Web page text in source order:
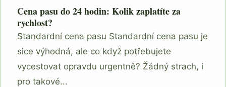
Cena pasu do 24 hodin: Kolik zaplatíte za
rychlost?
Standardní cena pasu Standardní cena pasu je
sice výhodná, ale co když potřebujete
vycestovat opravdu urgentně? Žádný strach, i
pro takové...